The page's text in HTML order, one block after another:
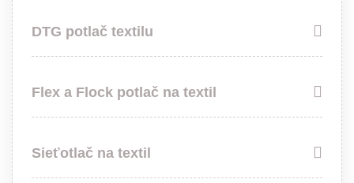
DTG potlač textilu
Flex a Flock potlač na textil
Sieťotlač na textil